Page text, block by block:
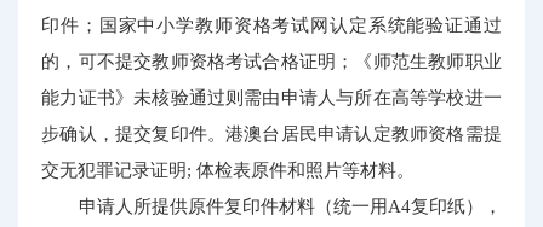
印件；国家中小学教师资格考试网认定系统能验证通过
的，可不提交教师资格考试合格证明；《师范生教师职业
能力证书》未核验通过则需由申请人与所在高等学校进一
步确认，提交复印件。港澳台居民申请认定教师资格需提
交无犯罪记录证明; 体检表原件和照片等材料。
申请人所提供原件复印件材料（统一用A4复印纸），